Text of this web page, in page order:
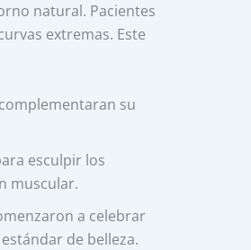
natural. Pacientes
extremas. Este
su
esculpir los
muscular.
a celebrar
de belleza.